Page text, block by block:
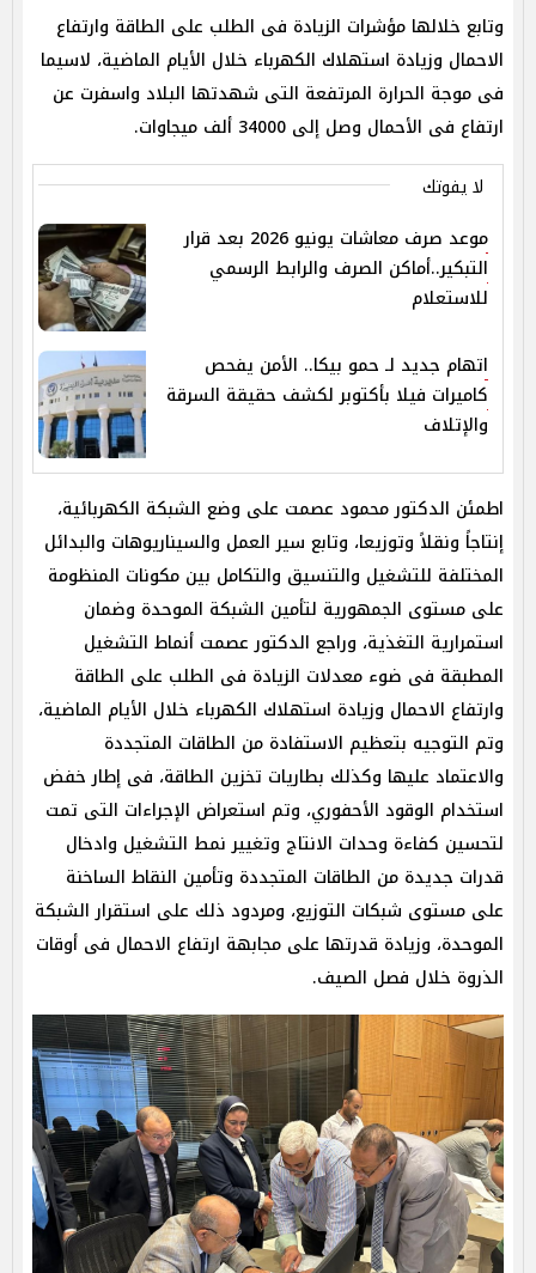
وتابع خلالها مؤشرات الزيادة فى الطلب على الطاقة وارتفاع
الاحمال وزيادة استهلاك الكهرباء خلال الأيام الماضية، لاسيما
فى موجة الحرارة المرتفعة التى شهدتها البلاد واسفرت عن
ارتفاع فى الأحمال وصل إلى 34000 ألف ميجاوات.
لا يفوتك
موعد صرف معاشات يونيو 2026 بعد قرار
التبكير..أماكن الصرف والرابط الرسمي
للاستعلام
اتهام جديد لـ حمو بيكا.. الأمن يفحص
كاميرات فيلا بأكتوبر لكشف حقيقة السرقة
والإتلاف
اطمئن الدكتور محمود عصمت على وضع الشبكة الكهربائية،
إنتاجاً ونقلاً وتوزيعا، وتابع سير العمل والسيناريوهات والبدائل
المختلفة للتشغيل والتنسيق والتكامل بين مكونات المنظومة
على مستوى الجمهورية لتأمين الشبكة الموحدة وضمان
استمرارية التغذية، وراجع الدكتور عصمت أنماط التشغيل
المطبقة فى ضوء معدلات الزيادة فى الطلب على الطاقة
وارتفاع الاحمال وزيادة استهلاك الكهرباء خلال الأيام الماضية،
وتم التوجيه بتعظيم الاستفادة من الطاقات المتجددة
والاعتماد عليها وكذلك بطاريات تخزين الطاقة، فى إطار خفض
استخدام الوقود الأحفوري، وتم استعراض الإجراءات التى تمت
لتحسين كفاءة وحدات الانتاج وتغيير نمط التشغيل وادخال
قدرات جديدة من الطاقات المتجددة وتأمين النقاط الساخنة
على مستوى شبكات التوزيع، ومردود ذلك على استقرار الشبكة
الموحدة، وزيادة قدرتها على مجابهة ارتفاع الاحمال فى أوقات
الذروة خلال فصل الصيف.